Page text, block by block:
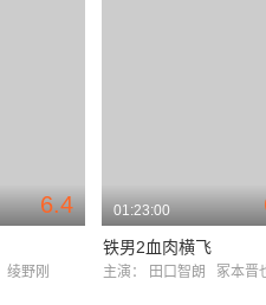
6.4
绫野刚
01:23:00
铁男2血肉横飞
主演： 田口智朗 冢本